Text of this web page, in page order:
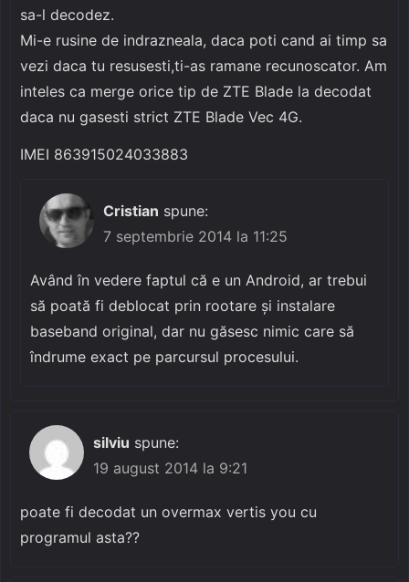
sa-l decodez.
Mi-e rusine de indrazneala, daca poti cand ai timp sa
vezi daca tu resusesti,ti-as ramane recunoscator. Am
inteles ca merge orice tip de ZTE Blade la decodat
daca nu gasesti strict ZTE Blade Vec 4G.
IMEI 863915024033883
Cristian spune:
7 septembrie 2014 la 11:25
Având în vedere faptul că e un Android, ar trebui
să poată fi deblocat prin rootare și instalare
baseband original, dar nu găsesc nimic care să
îndrume exact pe parcursul procesului.
silviu spune:
19 august 2014 la 9:21
poate fi decodat un overmax vertis you cu
programul asta??